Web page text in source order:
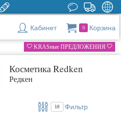
Кабинет 0 Корзина
KRASные ПРЕДЛОЖЕНИЯ
Косметика Redken
Редкен
16 Фильтр